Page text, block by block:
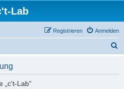
Lab
Anmelden
Registrieren
„c't-Lab“